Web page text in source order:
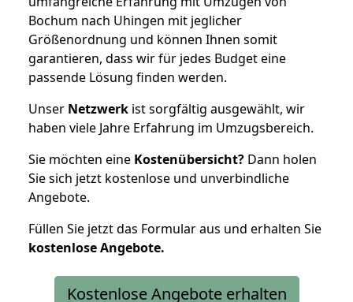
Bochum nach Uhingen mit jeglicher
Größenordnung und können Ihnen somit
garantieren, dass wir für jedes Budget eine
passende Lösung finden werden.
Unser Netzwerk ist sorgfältig ausgewählt, wir
haben viele Jahre Erfahrung im Umzugsbereich.
Sie möchten eine Kostenübersicht? Dann holen
Sie sich jetzt kostenlose und unverbindliche
Angebote.
Füllen Sie jetzt das Formular aus und erhalten Sie
kostenloseAngebote.
Kostenlose Angebote erhalten